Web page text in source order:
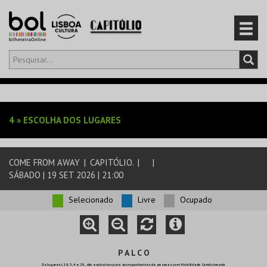
Olá,iniciar sessão
EVENTOS
CARTÕES
4 » ESCOLHA DOS LUGARES
COME FROM AWAY | CAPITÓLIO. |
|
SÁBADO | 19 SET 2026 | 21:00
Selecionado Livre Ocupado
P A L C O
Os lugares L19, 3, 4 e 20, são exclusivos para acompanhantes de pessoas com Mobilidade Condicionada